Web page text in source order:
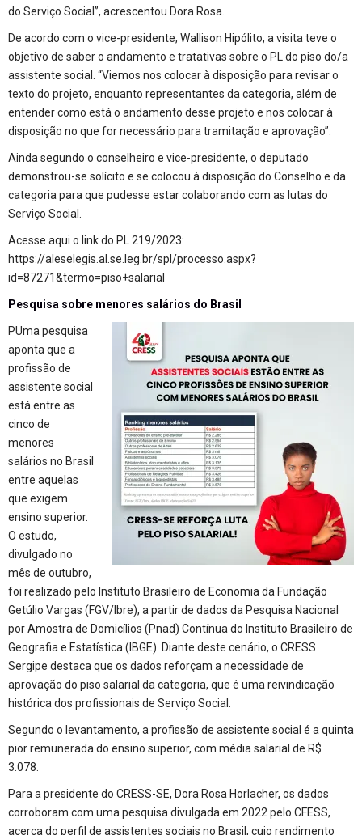
do Serviço Social”, acrescentou Dora Rosa.
De acordo com o vice-presidente, Wallison Hipólito, a visita teve o
objetivo de saber o andamento e tratativas sobre o PL do piso do/a
assistente social. “Viemos nos colocar à disposição para revisar o
texto do projeto, enquanto representantes da categoria, além de
entender como está o andamento desse projeto e nos colocar à
disposição no que for necessário para tramitação e aprovação”.
Ainda segundo o conselheiro e vice-presidente, o deputado
demonstrou-se solícito e se colocou à disposição do Conselho e da
categoria para que pudesse estar colaborando com as lutas do
Serviço Social.
Acesse aqui o link do PL 219/2023:
https://aleselegis.al.se.leg.br/spl/processo.aspx?
id=87271&termo=piso+salarial
Pesquisa sobre menores salários do Brasil
PUma pesquisa
aponta que a
profissão de
assistente social
está entre as
cinco de
menores
salários no Brasil
entre aquelas
que exigem
ensino superior.
O estudo,
divulgado no
mês de outubro,
foi realizado pelo Instituto Brasileiro de Economia da Fundação
Getúlio Vargas (FGV/Ibre), a partir de dados da Pesquisa Nacional
por Amostra de Domicílios (Pnad) Contínua do Instituto Brasileiro de
Geografia e Estatística (IBGE). Diante deste cenário, o CRESS
Sergipe destaca que os dados reforçam a necessidade de
aprovação do piso salarial da categoria, que é uma reivindicação
histórica dos profissionais de Serviço Social.
Segundo o levantamento, a profissão de assistente social é a quinta
pior remunerada do ensino superior, com média salarial de R$
3.078.
Para a presidente do CRESS-SE, Dora Rosa Horlacher, os dados
corroboram com uma pesquisa divulgada em 2022 pelo CFESS,
acerca do perfil de assistentes sociais no Brasil, cujo rendimento